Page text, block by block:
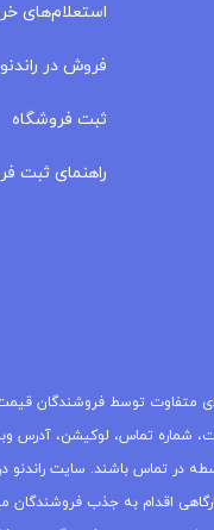
استعلام‌های
فروش در راندنو
ثبت فروشگاه
راهنمای ثبت
متفاوت توسط فروشندگان
شماره تماس، لوکیشن، آدرس
در تماس باشند. سایت راندنو
کارگاهی اقدام به جذب